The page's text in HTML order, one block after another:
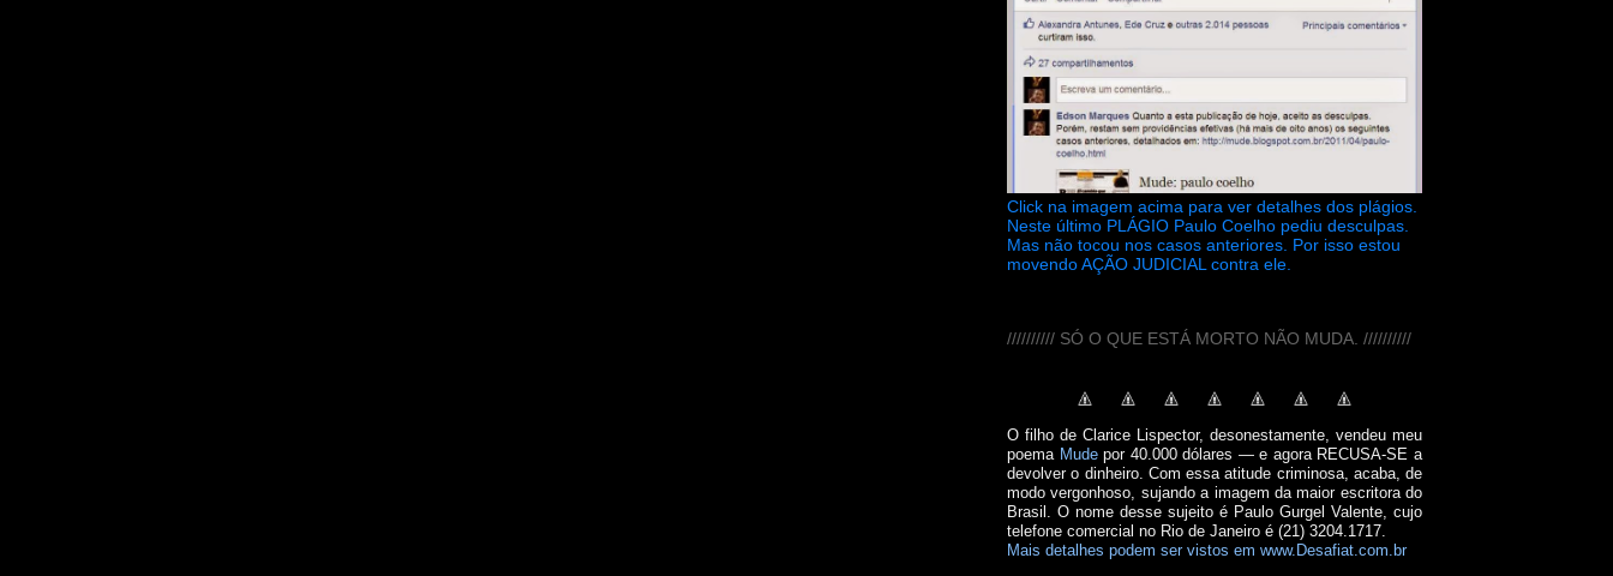
Click na imagem acima para ver detalhes dos plágios.
Neste último PLÁGIO Paulo Coelho pediu desculpas.
Mas não tocou nos casos anteriores. Por isso estou
movendo AÇÃO JUDICIAL contra ele.
////////// SÓ O QUE ESTÁ MORTO NÃO MUDA. //////////
O filho de Clarice Lispector, desonestamente, vendeu meu
poema Mudepor 40.000 dólares — e agora RECUSA-SE a
devolver o dinheiro. Com essa atitude criminosa, acaba, de
modo vergonhoso, sujando a imagem da maior escritora do
Brasil. O nome desse sujeito é Paulo Gurgel Valente, cujo
telefone comercial no Rio de Janeiro é (21) 3204.1717.
Mais detalhes podem ser vistos em www.Desafiat.com.br